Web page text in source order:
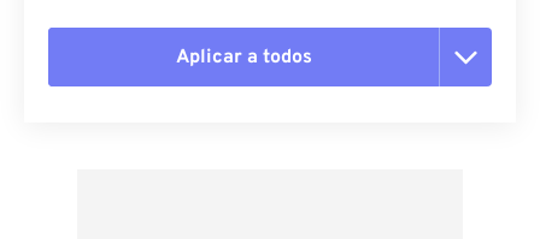
Aplicar a todos